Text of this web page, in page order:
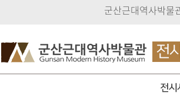
군산근대역사박물